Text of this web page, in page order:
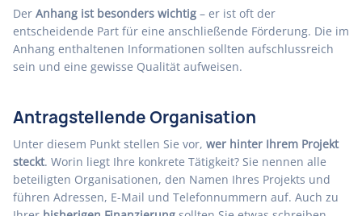
Der Anhang ist besonders wichtig – er ist oft der
entscheidende Part für eine anschließende Förderung. Die im
Anhang enthaltenen Informationen sollten aufschlussreich
sein und eine gewisse Qualität aufweisen.
Antragstellende Organisation
Unter diesem Punkt stellen Sie vor, wer hinter Ihrem Projekt
steckt. Worin liegt Ihre konkrete Tätigkeit? Sie nennen alle
beteiligten Organisationen, den Namen Ihres Projekts und
führen Adressen, E-Mail und Telefonnummern auf. Auch zu